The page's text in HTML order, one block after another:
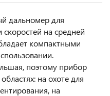
дальномер для
скоростей на средней
компактными
поэтому прибор
на охоте для
на